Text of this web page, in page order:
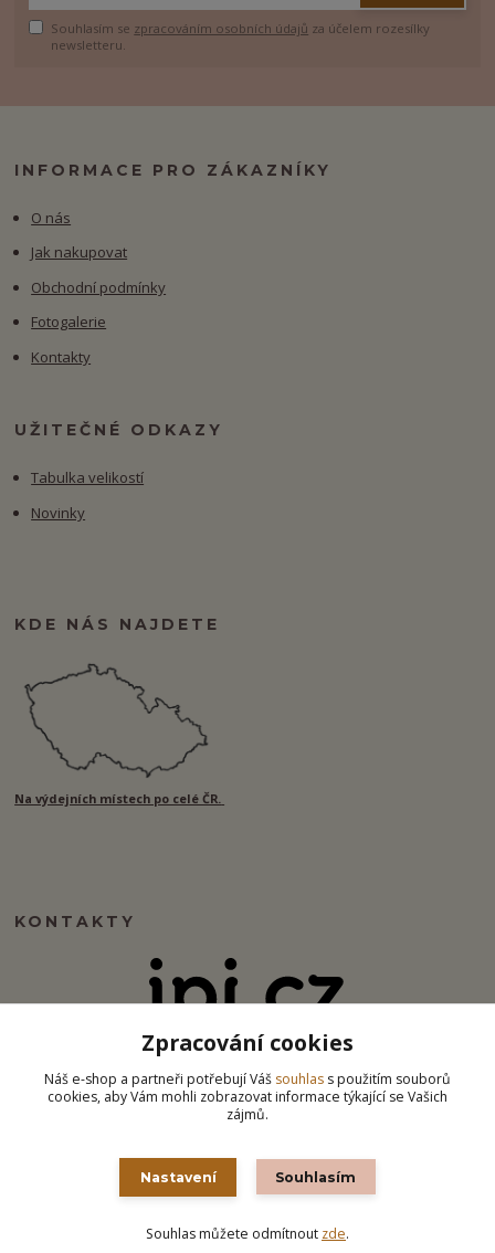
Souhlasím se zpracováním osobních údajů za účelem rozesílky
newsletteru.
INFORMACE PRO ZÁKAZNÍKY
O nás
Jak nakupovat
Obchodní podmínky
Fotogalerie
Kontakty
UŽITEČNÉ ODKAZY
Tabulka velikostí
Novinky
KDE NÁS NAJDETE
Na výdejních místech po celé ČR.
KONTAKTY
info@ipj.cz
Vytvořeno na Eshop-rychle.cz
Zpracování cookies
Náš e-shop a partneři potřebují Váš souhlas s použitím souborů
cookies, aby Vám mohli zobrazovat informace týkající se Vašich
zájmů.
Nastavení Souhlasím
Souhlas můžete odmítnout zde.